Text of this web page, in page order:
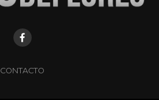
CONTACTO